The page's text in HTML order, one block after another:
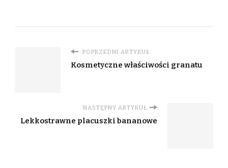
POPRZEDNI ARTYKUŁ
Kosmetyczne właściwości granatu
NASTĘPNY ARTYKUŁ
Lekkostrawne placuszki bananowe